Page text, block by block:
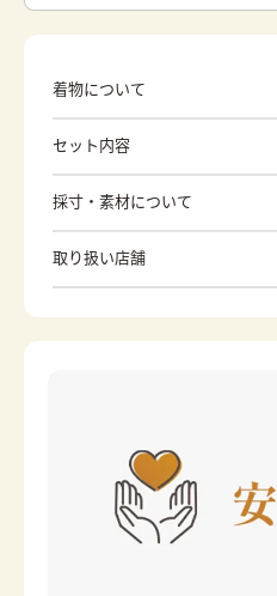
着物について
セット内容
※着付けに必要な一式をすべて
和服
日式提包
腰綁帶
伊達帶
採寸・素材について
身丈 45cm
取り扱い店舗